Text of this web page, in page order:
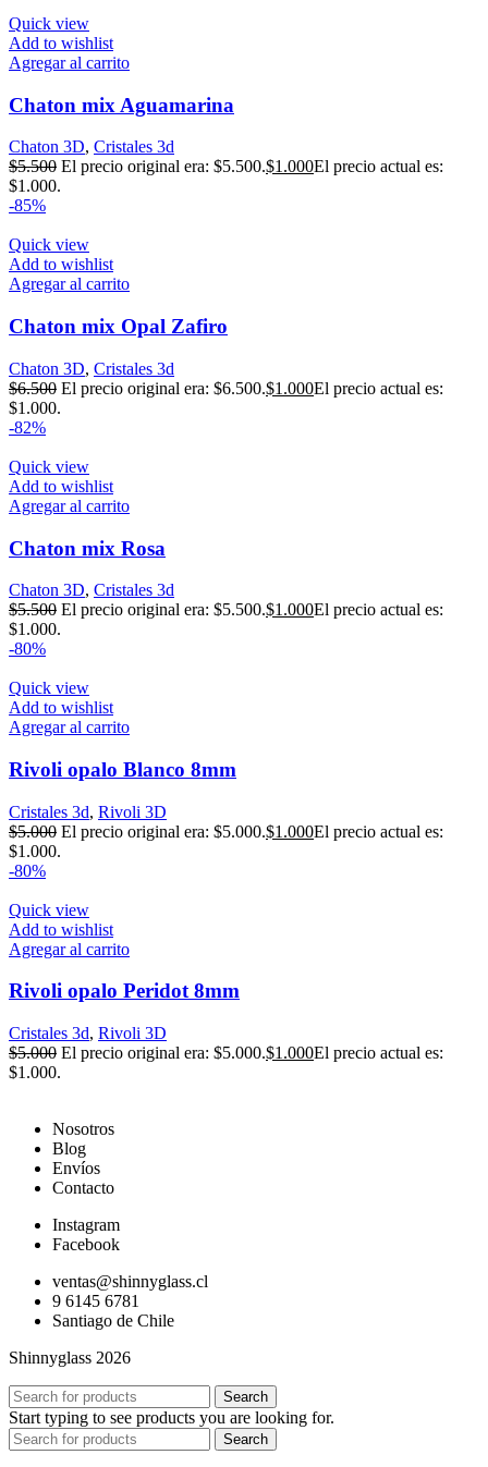
Quick view
Add to wishlist
Agregar al carrito
Chaton mix Aguamarina
Chaton 3D, Cristales 3d
$5.500 El precio original era: $5.500.$1.000El precio actual es:
$1.000.
-85%
Quick view
Add to wishlist
Agregar al carrito
Chaton mix Opal Zafiro
Chaton 3D, Cristales 3d
$6.500 El precio original era: $6.500.$1.000El precio actual es:
$1.000.
-82%
Quick view
Add to wishlist
Agregar al carrito
Chaton mix Rosa
Chaton 3D, Cristales 3d
$5.500 El precio original era: $5.500.$1.000El precio actual es:
$1.000.
-80%
Quick view
Add to wishlist
Agregar al carrito
Rivoli opalo Blanco 8mm
Cristales 3d, Rivoli 3D
$5.000 El precio original era: $5.000.$1.000El precio actual es:
$1.000.
-80%
Quick view
Add to wishlist
Agregar al carrito
Rivoli opalo Peridot 8mm
Cristales 3d, Rivoli 3D
$5.000 El precio original era: $5.000.$1.000El precio actual es:
$1.000.
Nosotros
Blog
Envíos
Contacto
Instagram
Facebook
ventas@shinnyglass.cl
9 6145 6781
Santiago de Chile
Shinnyglass 2026
Search
Start typing to see products you are looking for.
Search